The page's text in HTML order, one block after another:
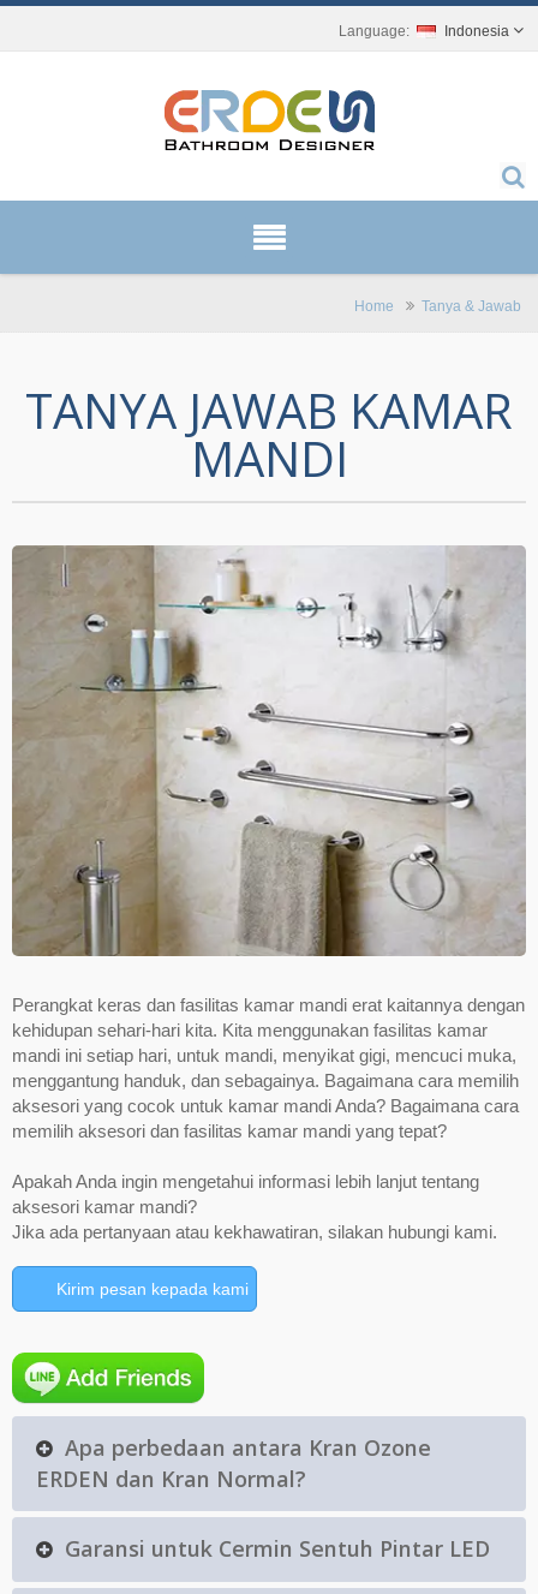
Indonesia
Home Tanya & Jawab
TANYA JAWAB KAMAR
MANDI
Perangkat keras dan fasilitas kamar mandi erat kaitannya dengan
kehidupan sehari-hari kita. Kita menggunakan fasilitas kamar
mandi ini setiap hari, untuk mandi, menyikat gigi, mencuci muka,
menggantung handuk, dan sebagainya. Bagaimana cara memilih
aksesori yang cocok untuk kamar mandi Anda? Bagaimana cara
memilih aksesori dan fasilitas kamar mandi yang tepat?
Apakah Anda ingin mengetahui informasi lebih lanjut tentang
aksesori kamar mandi?
Jika ada pertanyaan atau kekhawatiran, silakan hubungi kami.
Kirim pesan kepada kami
Apa perbedaan antara Kran Ozone
ERDEN dan Kran Normal?
Garansi untuk Cermin Sentuh Pintar LED